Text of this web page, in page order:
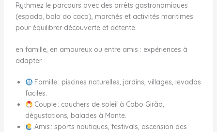
Rythmez le parcours avec des arrêts gastronomiques
(espada, bolo do caco), marchés et activités maritimes
pour équilibrer découverte et détente.
en famille, en amoureux ou entre amis : expériences à
adapter
Famille : piscines naturelles, jardins, villages, levadas
faciles.
Couple : couchers de soleil à Cabo Girão,
dégustations, balades à Monte.
Amis : sports nautiques, festivals, ascension des